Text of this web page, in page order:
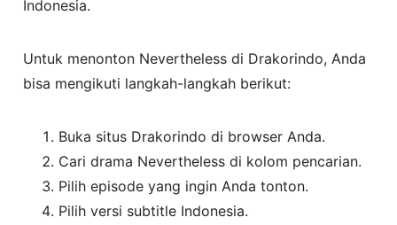
Indonesia.
Untuk menonton Nevertheless di Drakorindo, Anda
bisa mengikuti langkah-langkah berikut:
Buka situs Drakorindo di browser Anda.
Cari drama Nevertheless di kolom pencarian.
Pilih episode yang ingin Anda tonton.
Pilih versi subtitle Indonesia.